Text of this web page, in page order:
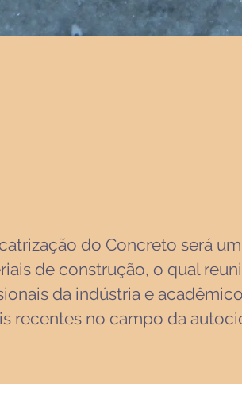
do Concreto será
de construção, o qual
da indústria e
recentes no campo da